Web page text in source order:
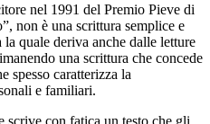
nel 1991 del Premio Pieve di
non è una scrittura semplice e
quale deriva anche dalle letture
una scrittura che concede
spesso caratterizza la
e familiari.
scrive con fatica un testo che gli